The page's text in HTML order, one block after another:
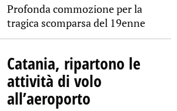
Profonda commozione per la
tragica scomparsa del 19enne
Catania, ripartono le
attività di volo
all’aeroporto